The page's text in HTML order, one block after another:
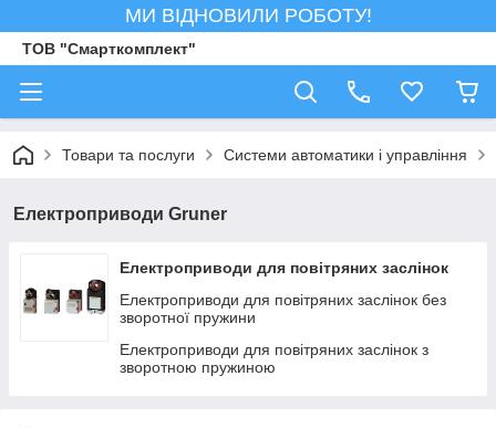
МИ ВІДНОВИЛИ РОБОТУ!
ТОВ "Смарткомплект"
Товари та послуги Системи автоматики і управління
Електроприводи Gruner
Електроприводи для повітряних заслінок
Електроприводи для повітряних заслінок без
зворотної пружини
Електроприводи для повітряних заслінок з
зворотною пружиною